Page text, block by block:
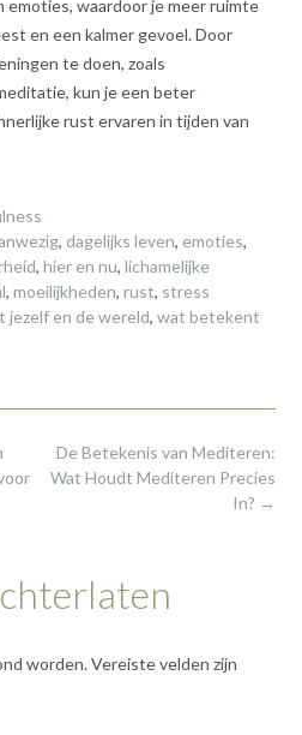
waardoor je meer ruimte
en een kalmer gevoel. Door
te doen, zoals
kun je een beter
rust ervaren in tijden van
, dagelijks leven, emoties,
, hier en nu, lichamelijke
, moeilijkheden, rust, stress
jezelf en de wereld, wat betekent
De Betekenis van Mediteren:
Wat Houdt Mediteren Precies
In? →
worden.Vereiste velden zijn